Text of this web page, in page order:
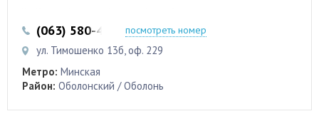
(063) 580-42-88 (097) 841-842-1
посмотреть номер
ул. Тимошенко 13б, оф. 229
Метро: Минская
Район: Оболонский / Оболонь